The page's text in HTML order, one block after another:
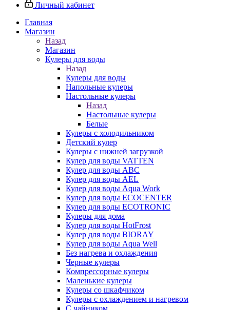
Личный кабинет
Главная
Магазин
Назад
Магазин
Кулеры для воды
Назад
Кулеры для воды
Напольные кулеры
Настольные кулеры
Назад
Настольные кулеры
Белые
Кулеры с холодильником
Детский кулер
Кулеры с нижней загрузкой
Кулер для воды VATTEN
Кулер для воды ABC
Кулер для воды AEL
Кулер для воды Aqua Work
Кулер для воды ECOCENTER
Кулер для воды ECOTRONIC
Кулеры для дома
Кулер для воды HotFrost
Кулер для воды BIORAY
Кулер для воды Aqua Well
Без нагрева и охлаждения
Черные кулеры
Компрессорные кулеры
Маленькие кулеры
Кулеры со шкафчиком
Кулеры с охлаждением и нагревом
С чайником